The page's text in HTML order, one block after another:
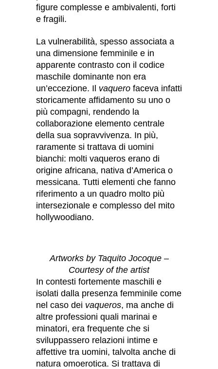
figure complesse e ambivalenti, forti
e fragili.
La vulnerabilità, spesso associata a
una dimensione femminile e in
apparente contrasto con il codice
maschile dominante non era
un’eccezione. Il vaquero faceva infatti
storicamente affidamento su uno o
più compagni, rendendo la
collaborazione elemento centrale
della sua sopravvivenza. In più,
raramente si trattava di uomini
bianchi: molti vaqueros erano di
origine africana, nativa d’America o
messicana. Tutti elementi che fanno
riferimento a un quadro molto più
intersezionale e complesso del mito
hollywoodiano.
Artworks by Taquito Jocoque –
Courtesy of the artist
In contesti fortemente maschili e
isolati dalla presenza femminile come
nel caso dei vaqueros, ma anche di
altre professioni quali marinai e
minatori, era frequente che si
sviluppassero relazioni intime e
affettive tra uomini, talvolta anche di
natura omoerotica. Si trattava di